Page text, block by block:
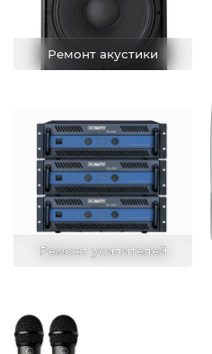
Ремонт акустики
Ремонт усилителей